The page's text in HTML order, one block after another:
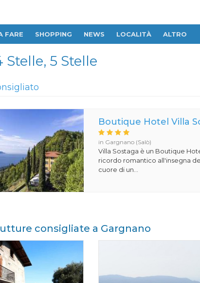
FARE SHOPPING NEWS LOCALITÀ ALTRO
5 Stelle
Boutique Hotel Villa
in Gargnano (Salò)
Villa Sostaga è un Boutique
ricordo romantico all'insegna
cuore di un...
consigliate a Gargnano